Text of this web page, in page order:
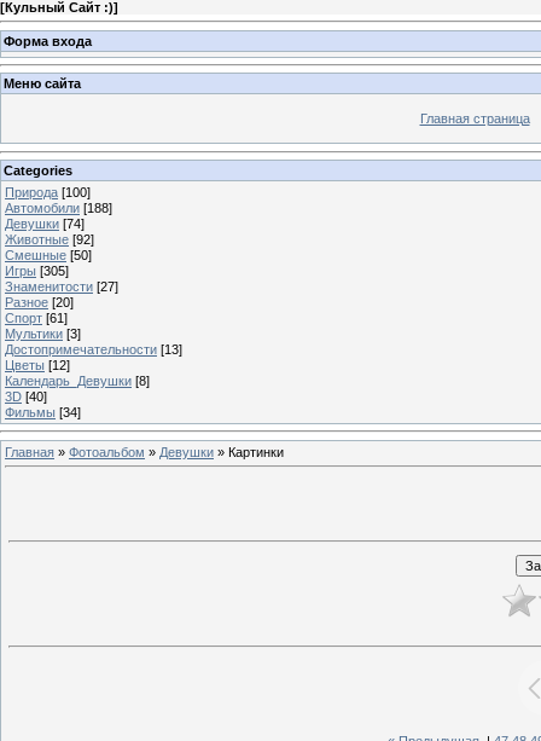
[Кульный Сайт :)]
Форма входа
Меню сайта
Главная страница
Categories
Природа [100]
Автомобили [188]
Девушки [74]
Животные [92]
Смешные [50]
Игры [305]
Знаменитости [27]
Разное [20]
Спорт [61]
Мультики [3]
Достопримечательности [13]
Цветы [12]
Календарь_Девушки [8]
3D [40]
Фильмы [34]
Главная » Фотоальбом » Девушки » Картинки